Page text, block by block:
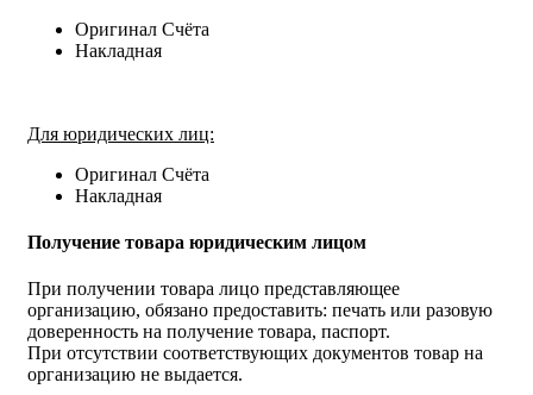
Оригинал Счёта
Накладная
Для юридических лиц:
Оригинал Счёта
Накладная
Получение товара юридическим лицом
При получении товара лицо представляющее
организацию, обязано предоставить: печать или разовую
доверенность на получение товара, паспорт.
При отсутствии соответствующих документов товар на
организацию не выдается.